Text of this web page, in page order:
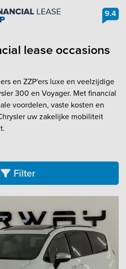
9.4
lease occasions
en ZZP'ers luxe en veelzijdige
300 en Voyager. Met financial
voordelen, vaste kosten en
uw zakelijke mobiliteit
Filter